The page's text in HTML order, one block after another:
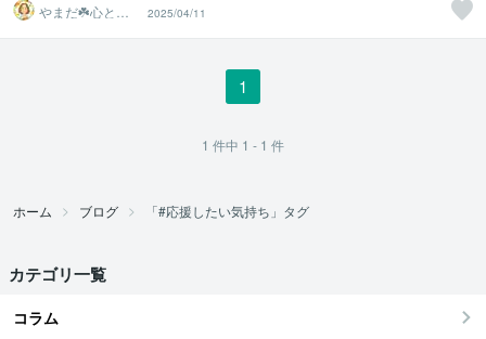
やまだ☘️心と頭
がスッキリ整う
サロン
2025/04/11
1
1 件中 1 - 1 件
ホーム ブログ 「#応援したい気持ち」タグ
カテゴリ一覧
コラム